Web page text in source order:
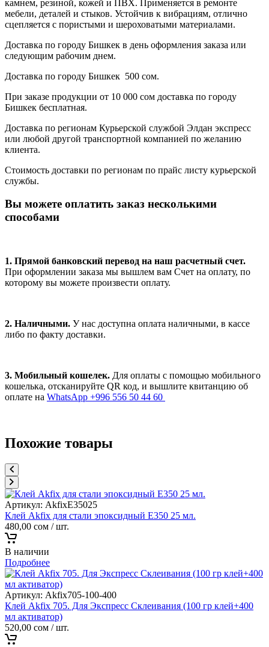
камнем, резиной, кожей и ПВХ. Применяется в ремонте
мебели, деталей и стыков. Устойчив к вибрациям, отлично
сцепляется с пористыми и шероховатыми материалами.
Доставка по городу Бишкек в день оформления заказа или
следующим рабочим днем.
Доставка по городу Бишкек 500 сом.
При заказе продукции от 10 000 сом доставка по городу
Бишкек бесплатная.
Доставка по регионам Курьерской службой Элдан экспресс
или любой другой транспортной компанией по желанию
клиента.
Стоимость доставки по регионам по прайс листу курьерской
службы.
Вы можете оплатить заказ несколькими
способами
1. Прямой банковский перевод на наш расчетный счет.
При оформлении заказа мы вышлем вам Счет на оплату, по
которому вы можете произвести оплату.
2. Наличными. У нас доступна оплата наличными, в кассе
либо по факту доставки.
3. Мобильный кошелек. Для оплаты с помощью мобильного
кошелька, отсканируйте QR код, и вышлите квитанцию об
оплате на WhatsApp +996 556 50 44 60
Похожие товары
Артикул: AkfixE35025
Клей Akfix для стали эпоксидный E350 25 мл.
480,00 сом / шт.
В наличии
Подробнее
Артикул: Akfix705-100-400
Клей Akfix 705. Для Экспресс Склеивания (100 гр клей+400
мл активатор)
520,00 сом / шт.